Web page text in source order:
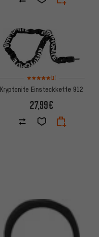
Bewertungen: 5 von 5
(1)
Kryptonite Einsteckkette 912
27,99€